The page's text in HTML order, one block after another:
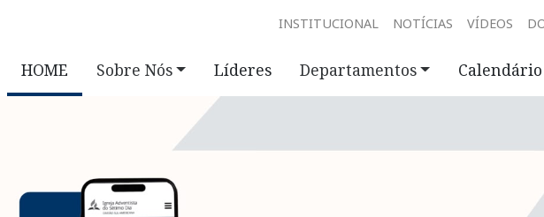
INSTITUCIONAL NOTÍCIAS VÍDEOS
HOME Sobre Nós Líderes Departamentos